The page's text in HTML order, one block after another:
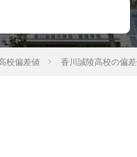
校偏差値 香川誠陵高校の偏